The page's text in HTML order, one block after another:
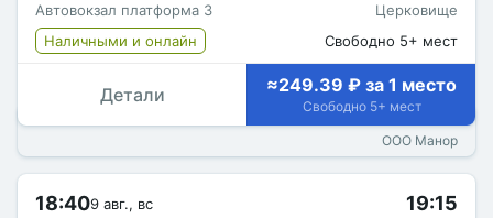
Автовокзал платформа 3
Церковище
Наличными и онлайн
Свободно 5+ мест
Детали ≈249.39 ₽ за 1 место
Свободно 5+ мест
ООО Манор
18:409 авг., вс 19:15